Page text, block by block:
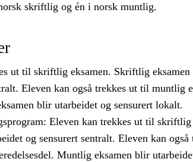
skriftlig og én i norsk muntlig.
ut til skriftlig eksamen. Skriftlig
Eleven kan også trekkes ut til muntlig
blir utarbeidet og sensurert lokalt.
Eleven kan trekkes ut til skriftlig
og sensurert sentralt. Eleven kan
Muntlig eksamen blir